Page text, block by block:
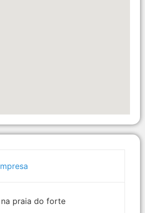
praia do forte